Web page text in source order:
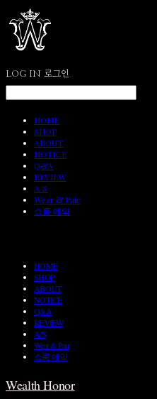
LOG IN 로그인
HOME
SHOP
ABOUT
NOTICE
Q&A
REVIEW
A/S
Wear & Pair
쇼룸 예약
HOME
SHOP
ABOUT
NOTICE
Q&A
REVIEW
A/S
Wear & Pair
쇼룸 예약
Wealth Honor